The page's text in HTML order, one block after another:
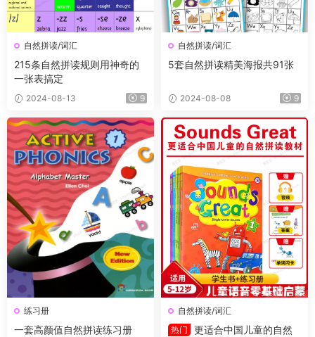
自然拼读/词汇
215条自然拼读规则用神奇的
一张表搞定
2024-08-13 9
自然拼读/词汇
5套自然拼读精美海报共91张
2024-08-08 9
练习册
一套高颜值自然拼读练习册
自然拼读/词汇
热门
更适合中国儿童的自然